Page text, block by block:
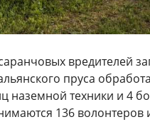
вредителей
пруса
наземной техники и 4
136 волонтеров